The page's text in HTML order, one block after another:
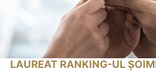
LAUREAT RANKING-UL